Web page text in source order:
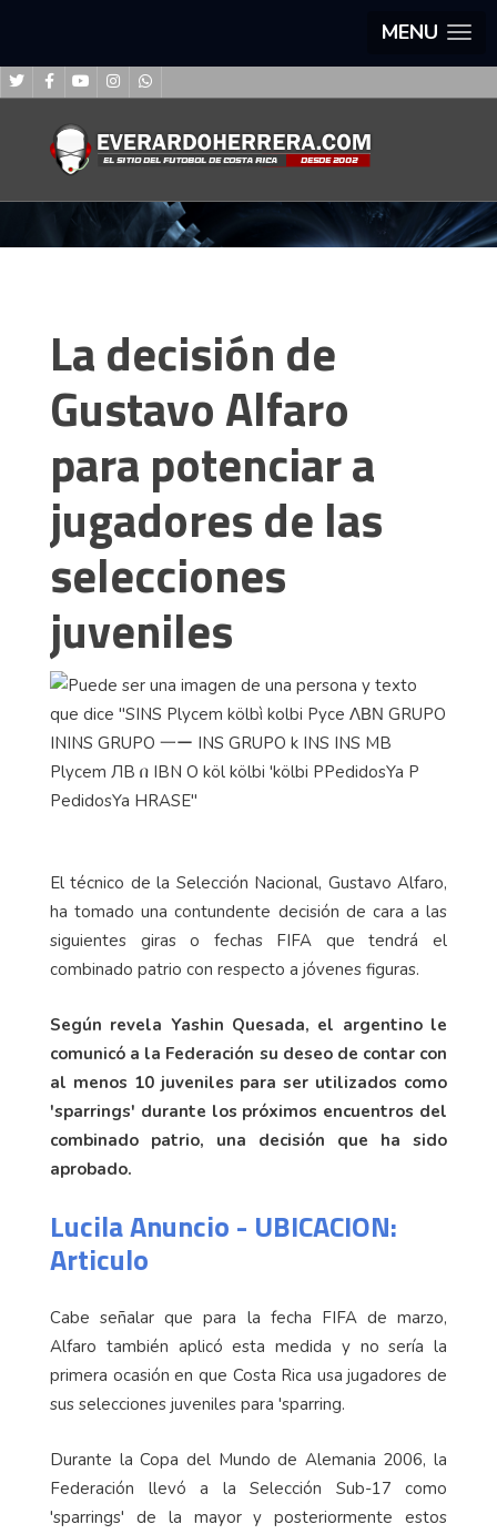
MENU
La decisión de
Gustavo Alfaro
para potenciar a
jugadores de las
selecciones
juveniles
El técnico de la Selección Nacional, Gustavo Alfaro,
ha tomado una contundente decisión de cara a las
siguientes giras o fechas FIFA que tendrá el
combinado patrio con respecto a jóvenes figuras.
Según revela Yashin Quesada, el argentino le
comunicó a la Federación su deseo de contar con
al menos 10 juveniles para ser utilizados como
'sparrings' durante los próximos encuentros del
combinado patrio, una decisión que ha sido
aprobado.
Lucila Anuncio - UBICACION:
Articulo
Cabe señalar que para la fecha FIFA de marzo,
Alfaro también aplicó esta medida y no sería la
primera ocasión en que Costa Rica usa jugadores de
sus selecciones juveniles para 'sparring.
Durante la Copa del Mundo de Alemania 2006, la
Federación llevó a la Selección Sub-17 como
'sparrings' de la mayor y posteriormente estos